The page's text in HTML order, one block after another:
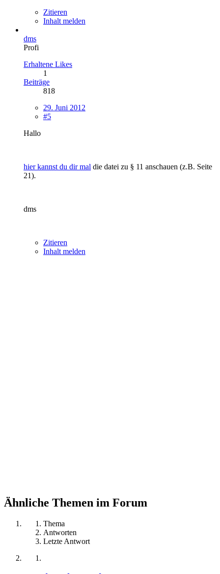
Zitieren
Inhalt melden
dms
Profi
Erhaltene Likes
1
Beiträge
818
29. Juni 2012
#5
Hallo
hier kannst du dir mal die datei zu § 11 anschauen (z.B. Seite
21).
dms
Zitieren
Inhalt melden
Ähnliche Themen im Forum
Thema
Antworten
Letzte Antwort